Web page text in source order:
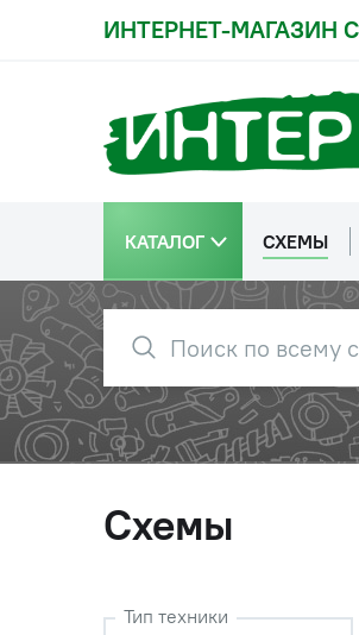
ИНТЕРНЕТ-МАГАЗИН
КАТАЛОГ СХЕМЫ
Схемы
Тип техники